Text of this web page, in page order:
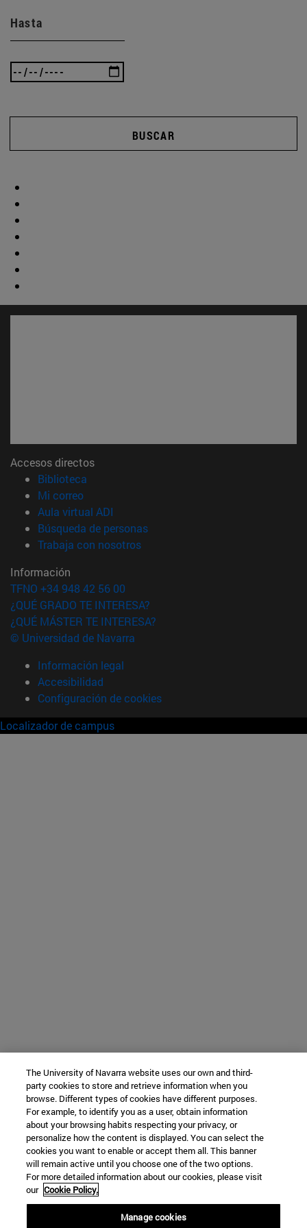
Hasta
BUSCAR
Accesos directos
Biblioteca
Mi correo(abre en nueva ventana)
Aula virtual ADI
Búsqueda de personas(abre en nueva ventana)
Trabaja con nosotros(abre en nueva ventana)
Información
TFNO +34 948 42 56 00
¿QUÉ GRADO TE INTERESA?
¿QUÉ MÁSTER TE INTERESA?
© Universidad de Navarra
Información legal
Accesibilidad
Configuración de cookies
Localizador de campus
The University of Navarra website uses our own and third-
party cookies to store and retrieve information when you
browse. Different types of cookies have different purposes.
For example, to identify you as a user, obtain information
about your browsing habits respecting your privacy, or
personalize how the content is displayed. You can select the
cookies you want to enable or accept them all. This banner
will remain active until you choose one of the two options.
For more detailed information about our cookies, please visit
our Cookie Policy.
Manage cookies